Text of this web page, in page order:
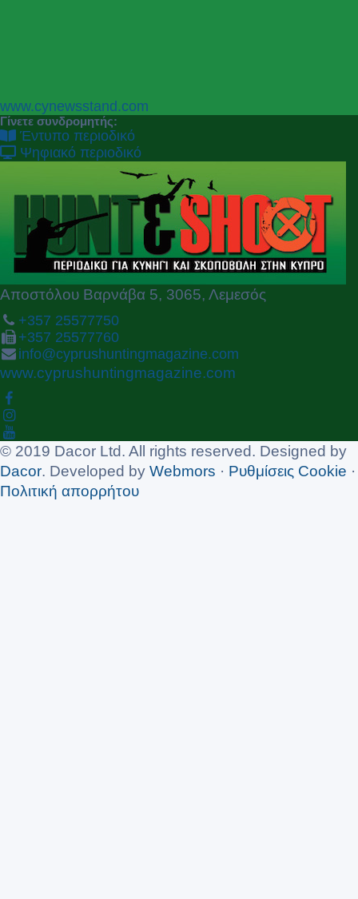
P
r
e
v
N
e
x
t
www.cynewsstand.com
Γίνετε συνδρομητής:
Έντυπο περιοδικό
Ψηφιακό περιοδικό
Αποστόλου Βαρνάβα 5, 3065, Λεμεσός
+357 25577750
+357 25577760
info@cyprushuntingmagazine.com
www.cyprushuntingmagazine.com
© 2019 Dacor Ltd. All rights reserved. Designed by
Dacor. Developed by Webmors · Ρυθμίσεις Cookie ·
Πολιτική απορρήτου